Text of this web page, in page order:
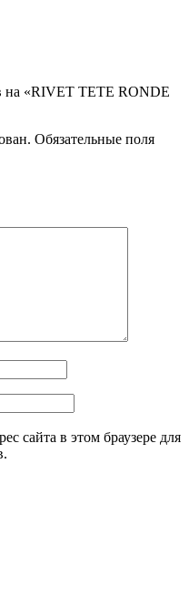
на «RIVET TETE RONDE
Обязательные поля
сайта в этом браузере для